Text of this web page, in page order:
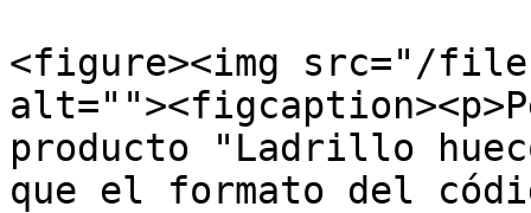
<figure><img src="/files/
producto "Ladrillo
que el formato del